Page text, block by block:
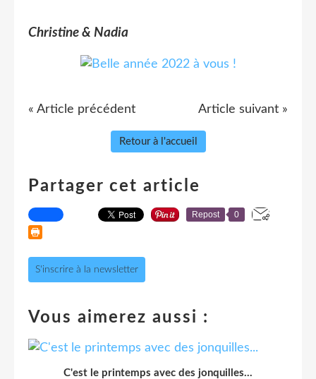
Christine & Nadia
« Article précédent Article suivant »
Retour à l'accueil
Partager cet article
Repost 0
S'inscrire à la newsletter
Vous aimerez aussi :
C'est le printemps avec des jonquilles...